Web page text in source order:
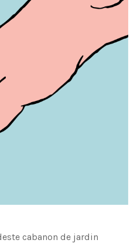
cabanon de jardin